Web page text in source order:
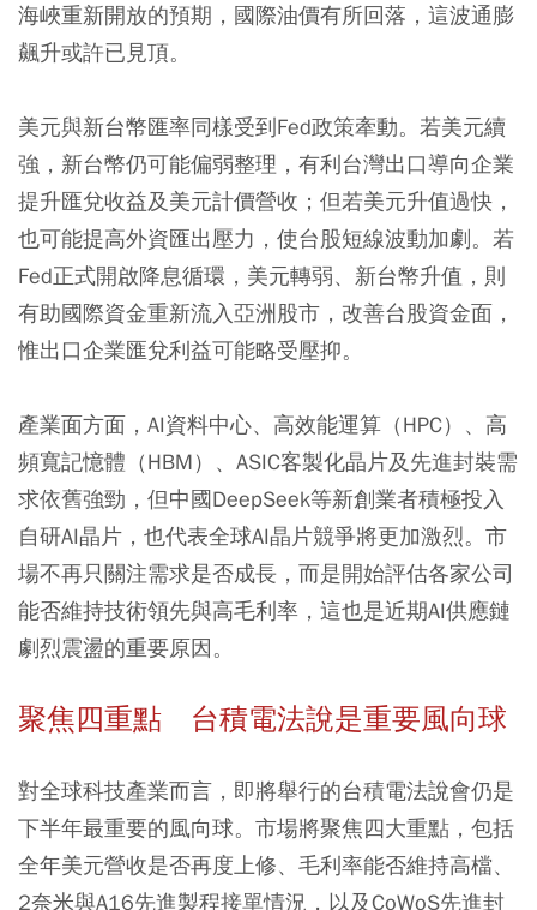
海峽重新開放的預期，國際油價有所回落，這波通膨
飆升或許已見頂。
美元與新台幣匯率同樣受到Fed政策牽動。若美元續
強，新台幣仍可能偏弱整理，有利台灣出口導向企業
提升匯兌收益及美元計價營收；但若美元升值過快，
也可能提高外資匯出壓力，使台股短線波動加劇。若
Fed正式開啟降息循環，美元轉弱、新台幣升值，則
有助國際資金重新流入亞洲股市，改善台股資金面，
惟出口企業匯兌利益可能略受壓抑。
產業面方面，AI資料中心、高效能運算（HPC）、高
頻寬記憶體（HBM）、ASIC客製化晶片及先進封裝需
求依舊強勁，但中國DeepSeek等新創業者積極投入
自研AI晶片，也代表全球AI晶片競爭將更加激烈。市
場不再只關注需求是否成長，而是開始評估各家公司
能否維持技術領先與高毛利率，這也是近期AI供應鏈
劇烈震盪的重要原因。
聚焦四重點 台積電法說是重要風向球
對全球科技產業而言，即將舉行的台積電法說會仍是
下半年最重要的風向球。市場將聚焦四大重點，包括
全年美元營收是否再度上修、毛利率能否維持高檔、
2奈米與A16先進製程接單情況，以及CoWoS先進封